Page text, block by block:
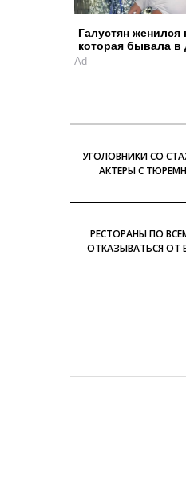
Галустян
которая бывала в
Ad
УГОЛОВНИКИ СО
АКТЕРЫ С
РЕСТОРАНЫ ПО
ОТКАЗЫВАТЬСЯ ОТ